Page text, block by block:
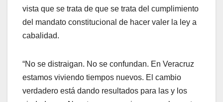
vista que se trata de que se trata del cumplimiento
del mandato constitucional de hacer valer la ley a
cabalidad.
“No se distraigan. No se confundan. En Veracruz
estamos viviendo tiempos nuevos. El cambio
verdadero está dando resultados para las y los